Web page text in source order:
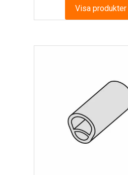
Visa produkter